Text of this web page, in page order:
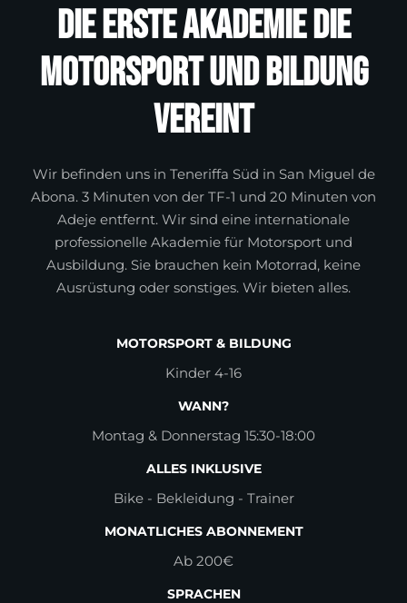
Die erste Akademie die
Motorsport und Bildung
vereint
Wir befinden uns in Teneriffa Süd in San Miguel de
Abona. 3 Minuten von der TF-1 und 20 Minuten von
Adeje entfernt. Wir sind eine internationale
professionelle Akademie für Motorsport und
Ausbildung. Sie brauchen kein Motorrad, keine
Ausrüstung oder sonstiges. Wir bieten alles.
MOTORSPORT & BILDUNG
Kinder 4-16
WANN?
Montag & Donnerstag 15:30-18:00
ALLES INKLUSIVE
Bike - Bekleidung - Trainer
MONATLICHES ABONNEMENT
Ab 200€
SPRACHEN